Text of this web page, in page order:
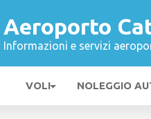
Aeroporto
Informazioni e servizi
VOLI NOLEGGIO